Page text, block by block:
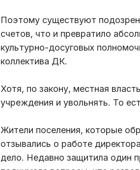
Поэтому существуют
счетов, что и превратило
культурно-досуговых
коллектива ДК.
Хотя, по закону, местная
учреждения и увольнять. То
Жители поселения, которые
отзывались о работе
дело. Недавно защитила один